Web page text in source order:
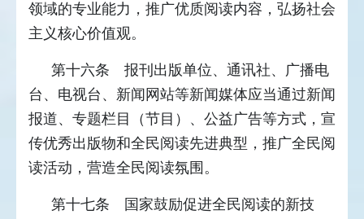
领域的专业能力，推广优质阅读内容，弘扬社会
主义核心价值观。
第十六条 报刊出版单位、通讯社、广播电
台、电视台、新闻网站等新闻媒体应当通过新闻
报道、专题栏目（节目）、公益广告等方式，宣
传优秀出版物和全民阅读先进典型，推广全民阅
读活动，营造全民阅读氛围。
第十七条 国家鼓励促进全民阅读的新技